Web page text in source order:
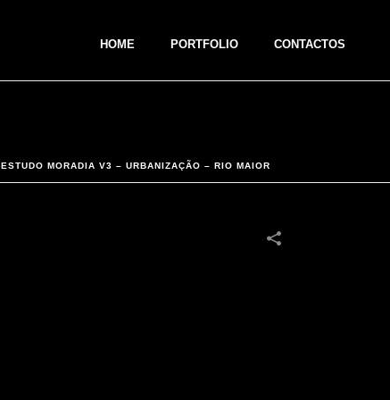
HOME PORTFOLIO CONTACTOS
ESTUDO MORADIA V3 – URBANIZAÇÃO – RIO MAIOR